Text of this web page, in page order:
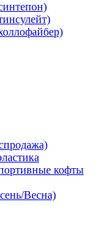
кофты
Весна)